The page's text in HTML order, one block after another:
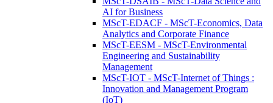
AI for Business
MScT-EDACF - MScT-Economics, Data
Analytics and Corporate Finance
MScT-EESM - MScT-Environmental
Engineering and Sustainability
Management
MScT-IOT - MScT-Internet of Things :
Innovation and Management Program
(IoT)